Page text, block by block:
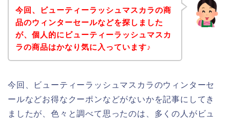
今回、ビューティーラッシュマスカラの商
品のウィンターセールなどを探しました
が、個人的にビューティーラッシュマスカ
ラの商品はかなり気に入っています♪
今回、ビューティーラッシュマスカラのウィンターセ
ールなどお得なクーポンなどがないかを記事にしてき
ましたが、色々と調べて思ったのは、多くの人がビュ